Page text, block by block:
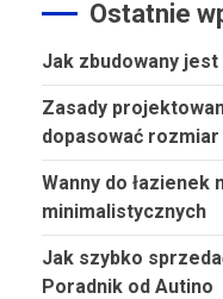
Ostatnie
Jak zbudowany
Zasady
dopasować rozmiar
Wanny do łazienek
minimalistycznych
Jak szybko
Poradnik od Autino